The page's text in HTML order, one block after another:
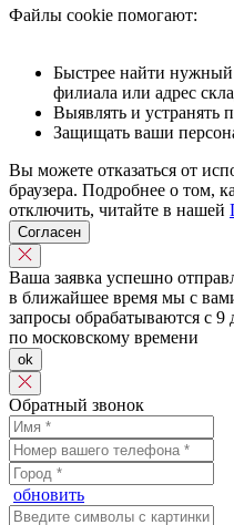
Файлы cookie помогают:
Быстрее найти нужный
филиала или адрес
Выявлять и устранять
Защищать ваши
Вы можете отказаться от
браузера. Подробнее о том,
отключить, читайте в нашей
Согласен
Ваша заявка успешно
в ближайшее время мы с
запросы обрабатываются с 9
по московскому времени
ok
Обратный звонок
обновить